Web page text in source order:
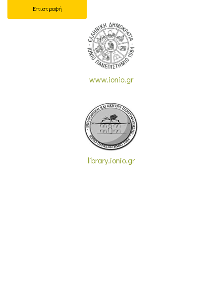
Επιστροφή
www.ionio.gr
library.ionio.gr